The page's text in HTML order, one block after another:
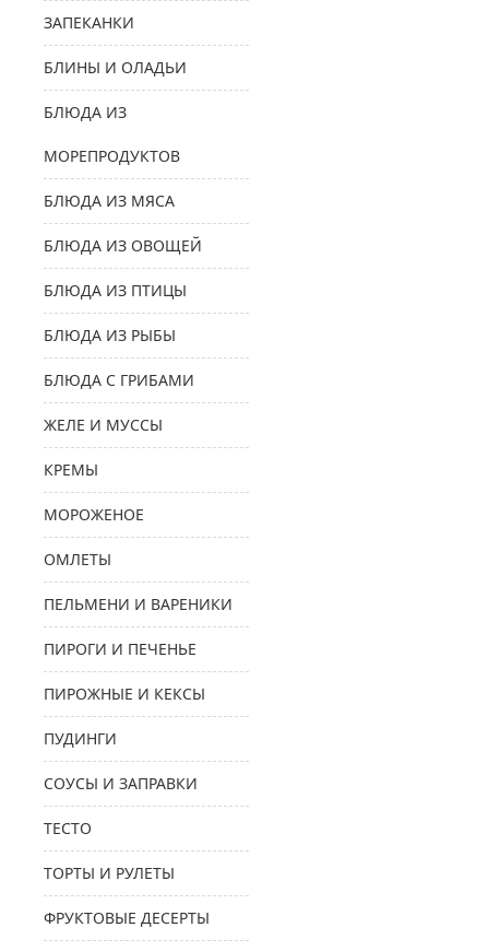
ЗАПЕКАНКИ
БЛИНЫ И ОЛАДЬИ
БЛЮДА ИЗ
МОРЕПРОДУКТОВ
БЛЮДА ИЗ МЯСА
БЛЮДА ИЗ ОВОЩЕЙ
БЛЮДА ИЗ ПТИЦЫ
БЛЮДА ИЗ РЫБЫ
БЛЮДА С ГРИБАМИ
ЖЕЛЕ И МУССЫ
КРЕМЫ
МОРОЖЕНОЕ
ОМЛЕТЫ
ПЕЛЬМЕНИ И ВАРЕНИКИ
ПИРОГИ И ПЕЧЕНЬЕ
ПИРОЖНЫЕ И КЕКСЫ
ПУДИНГИ
СОУСЫ И ЗАПРАВКИ
ТЕСТО
ТОРТЫ И РУЛЕТЫ
ФРУКТОВЫЕ ДЕСЕРТЫ